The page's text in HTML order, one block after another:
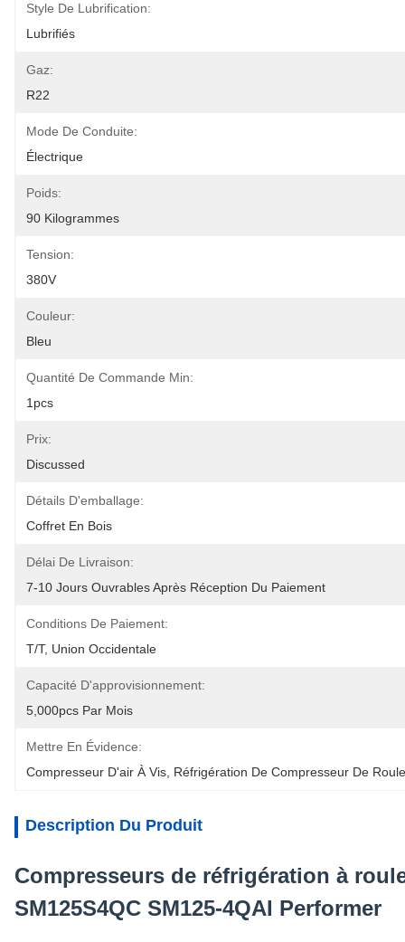
Style De Lubrification:
Lubrifiés
Gaz:
R22
Mode De Conduite:
Électrique
Poids:
90 Kilogrammes
Tension:
380V
Couleur:
Bleu
Quantité De Commande Min:
1pcs
Prix:
Discussed
Détails D'emballage:
Coffret En Bois
Délai De Livraison:
7-10 Jours Ouvrables Après Réception Du Paiement
Conditions De Paiement:
T/T, Union Occidentale
Capacité D'approvisionnement:
5,000pcs Par Mois
Mettre En Évidence:
Compresseur D'air À Vis Réfrigération De Compresseur De
Description Du Produit
Compresseurs de réfrigération à
SM125S4QC SM125-4QAI Performer